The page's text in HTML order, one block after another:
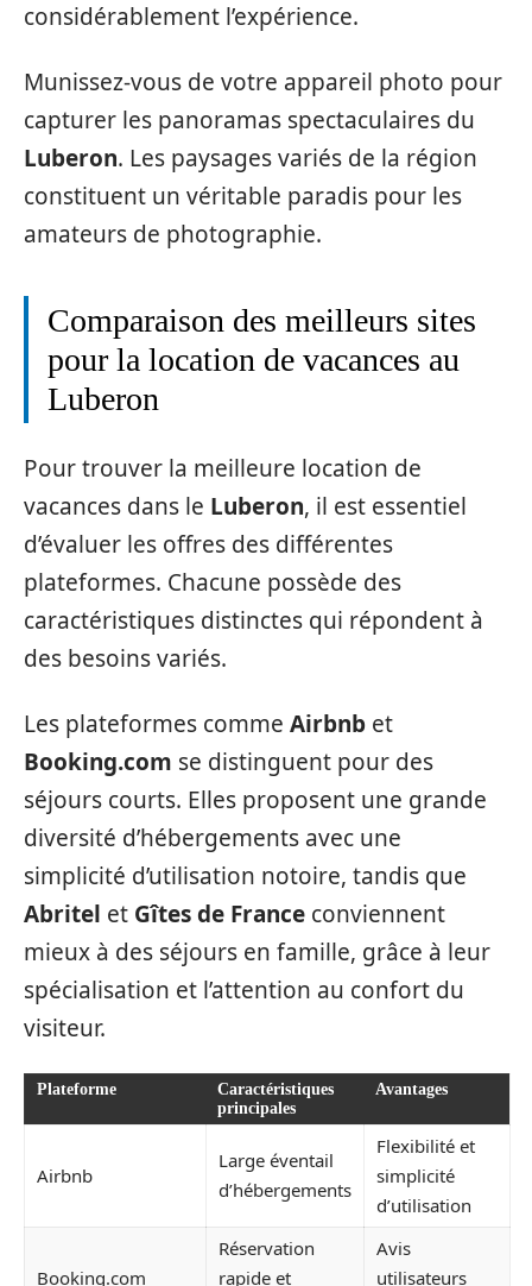
considérablement l’expérience.
Munissez-vous de votre appareil photo pour
capturer les panoramas spectaculaires du
Luberon. Les paysages variés de la région
constituent un véritable paradis pour les
amateurs de photographie.
Comparaison des meilleurs sites
pour la location de vacances au
Luberon
Pour trouver la meilleure location de
vacances dans le Luberon, il est essentiel
d’évaluer les offres des différentes
plateformes. Chacune possède des
caractéristiques distinctes qui répondent à
des besoins variés.
Les plateformes comme Airbnb et
Booking.com se distinguent pour des
séjours courts. Elles proposent une grande
diversité d’hébergements avec une
simplicité d’utilisation notoire, tandis que
Abritel et Gîtes de France conviennent
mieux à des séjours en famille, grâce à leur
spécialisation et l’attention au confort du
visiteur.
Plateforme
Caractéristiques
principales
Avantages
Airbnb
Large éventail
d’hébergements
Flexibilité et
simplicité
d’utilisation
Booking.com
Réservation
rapide et
Avis
utilisateurs